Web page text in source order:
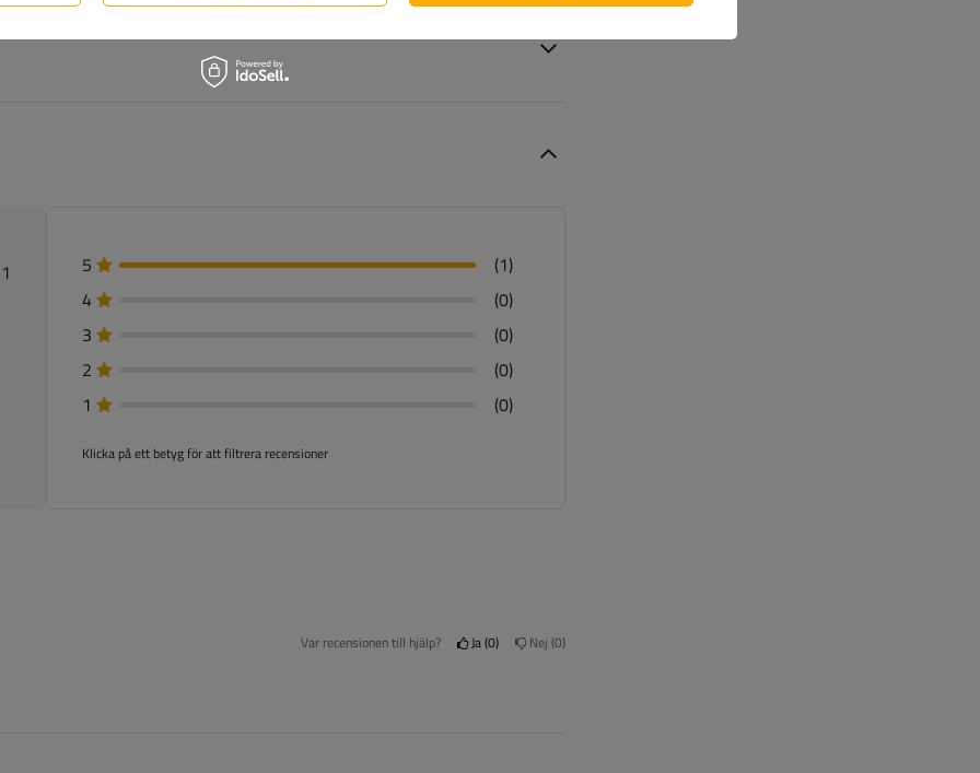
5
(1)
4
(0)
3
(0)
2
(0)
1
(0)
Klicka på ett betyg för att filtrera recensioner
Var recensionen till hjälp? Ja 0 Nej 0